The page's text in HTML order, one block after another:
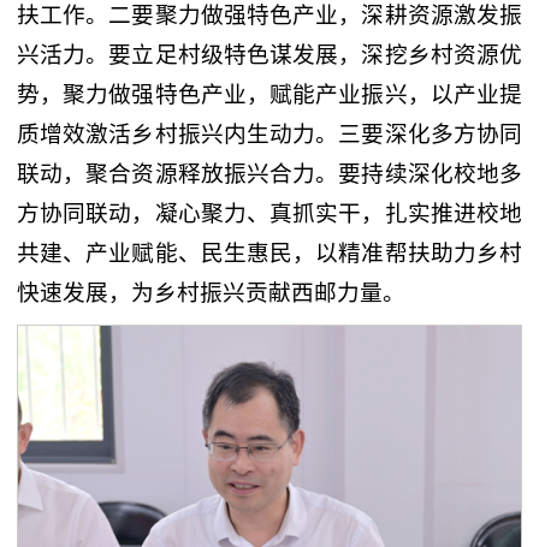
扶工作。二要聚力做强特色产业，深耕资源激发振
兴活力。要立足村级特色谋发展，深挖乡村资源优
势，聚力做强特色产业，赋能产业振兴，以产业提
质增效激活乡村振兴内生动力。三要深化多方协同
联动，聚合资源释放振兴合力。要持续深化校地多
方协同联动，凝心聚力、真抓实干，扎实推进校地
共建、产业赋能、民生惠民，以精准帮扶助力乡村
快速发展，为乡村振兴贡献西邮力量。